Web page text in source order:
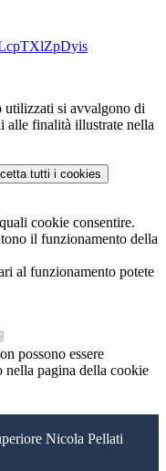
utilizzati si avvalgono di
alle finalità illustrate nella
tutti i cookies
cookie consentire.
il funzionamento della
al funzionamento potete
possono essere
nella pagina della cookie
Nicola Pellati